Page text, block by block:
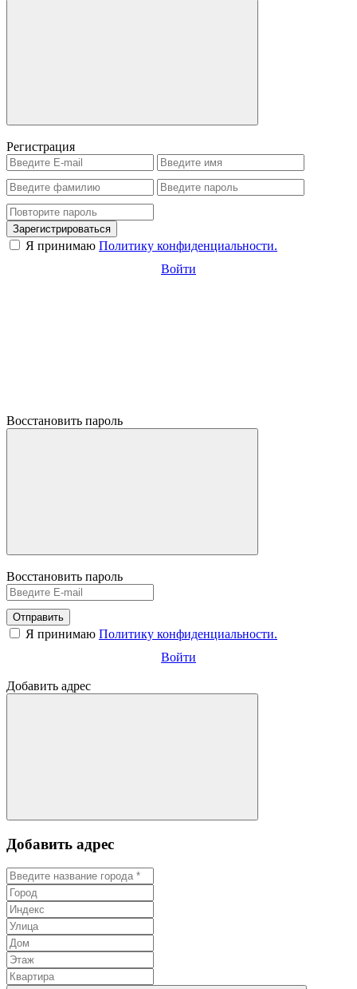
Регистрация
Зарегистрироваться
Я принимаю Политику конфиденциальности.
Войти
Восстановить пароль
Восстановить пароль
Отправить
Я принимаю Политику конфиденциальности.
Войти
Добавить адрес
Добавить адрес